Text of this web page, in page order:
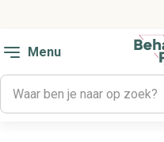
Menu